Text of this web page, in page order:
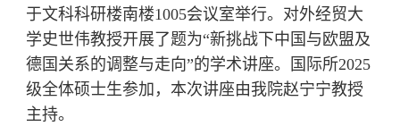
于文科科研楼南楼1005会议室举行。对外经贸大
学史世伟教授开展了题为“新挑战下中国与欧盟及
德国关系的调整与走向”的学术讲座。国际所2025
级全体硕士生参加，本次讲座由我院赵宁宁教授
主持。